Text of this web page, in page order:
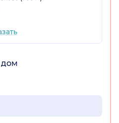
дом